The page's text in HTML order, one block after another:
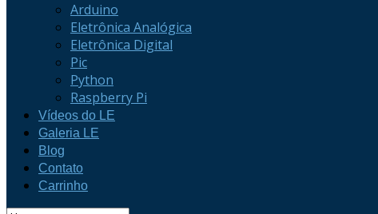
Arduino
Eletrônica Analógica
Eletrônica Digital
Pic
Python
Raspberry Pi
Vídeos do LE
Galeria LE
Blog
Contato
Carrinho